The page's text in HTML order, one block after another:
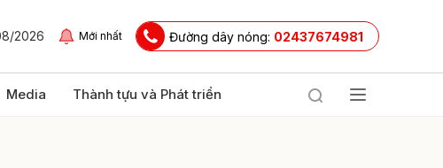
2026 Mới nhất Đường dây nóng: 02437674981
Media Thành tựu và Phát triển